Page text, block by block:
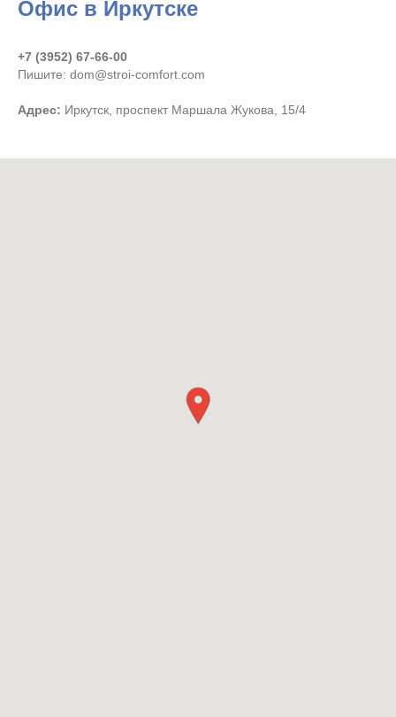
Офис в Иркутске
+7 (3952) 67-66-00
Пишите: dom@stroi-comfort.com
Адрес: Иркутск, проспект Маршала Жукова, 15/4